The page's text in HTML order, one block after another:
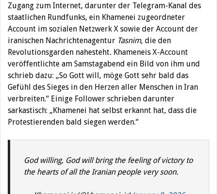
Zugang zum Internet, darunter der Telegram-Kanal des
staatlichen Rundfunks, ein Khamenei zugeordneter
Account im sozialen Netzwerk X sowie der Account der
iranischen Nachrichtenagentur Tasnim, die den
Revolutionsgarden nahesteht. Khameneis X-Account
veröffentlichte am Samstagabend ein Bild von ihm und
schrieb dazu: „So Gott will, möge Gott sehr bald das
Gefühl des Sieges in den Herzen aller Menschen in Iran
verbreiten.“ Einige Follower schrieben darunter
sarkastisch: „Khamenei hat selbst erkannt hat, dass die
Protestierenden bald siegen werden.“
God willing, God will bring the feeling of victory to
the hearts of all the Iranian people very soon.